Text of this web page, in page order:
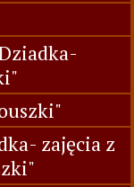
zajęcia z